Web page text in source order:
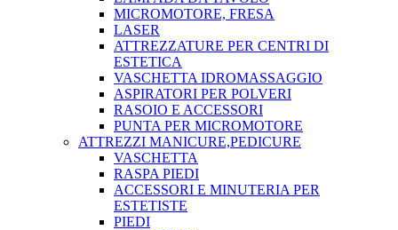
MICROMOTORE, FRESA
LASER
ATTREZZATURE PER CENTRI DI
ESTETICA
VASCHETTA IDROMASSAGGIO
ASPIRATORI PER POLVERI
RASOIO E ACCESSORI
PUNTA PER MICROMOTORE
ATTREZZI MANICURE,PEDICURE
VASCHETTA
RASPA PIEDI
ACCESSORI E MINUTERIA PER
ESTETISTE
PIEDI